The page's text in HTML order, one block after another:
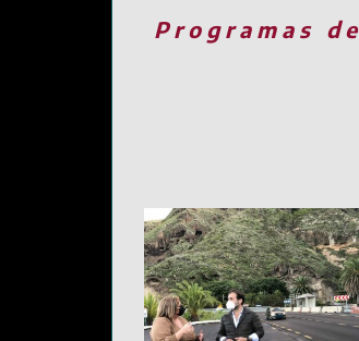
Programas